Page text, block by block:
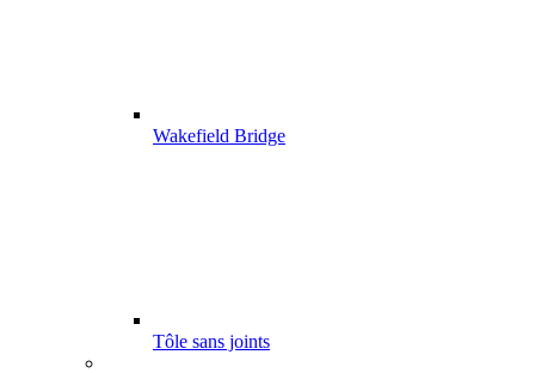
Wakefield Bridge
Tôle sans joints